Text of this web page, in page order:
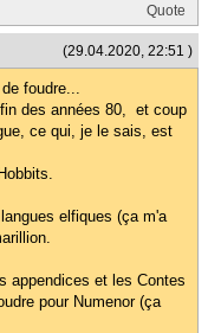
Quote
(29.04.2020, 22:51 )
foudre...
des années 80, et coup
ce qui, je le sais, est
elfiques (ça m'a
appendices et les Contes
pour Numenor (ça